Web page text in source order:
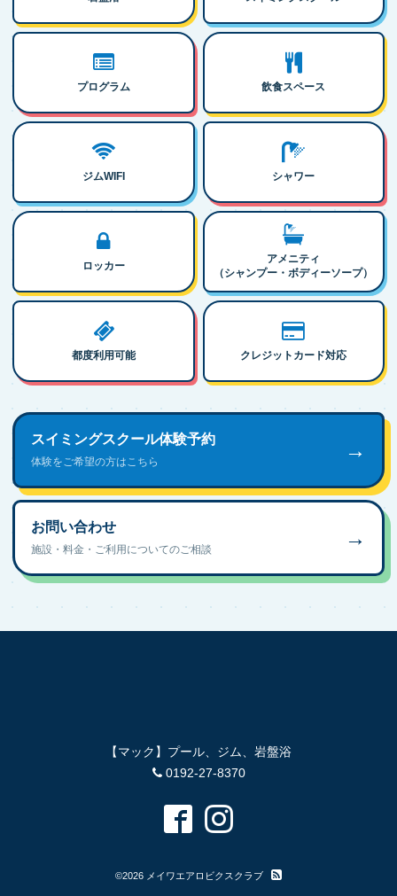
プログラム 飲食スペース
ジムWIFI シャワー
ロッカー
アメニティ
（シャンプー・ボディーソープ）
都度利用可能 クレジットカード対応
スイミングスクール体験予約
体験をご希望の方はこちら →
お問い合わせ
施設・料金・ご利用についてのご相談 →
【マック】プール、ジム、岩盤浴
0192-27-8370
©2026 メイワエアロビクスクラブ